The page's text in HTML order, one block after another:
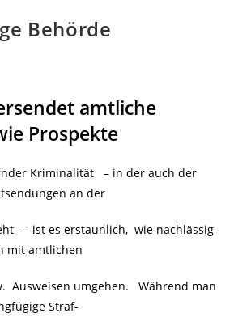
Behörde
amtliche
Prospekte
Kriminalität – in der auch der
an der
– ist es erstaunlich, wie nachlässig
mit amtlichen
Ausweisen umgehen. Während man
Straf-